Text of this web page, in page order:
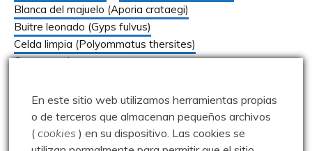
Blanca del majuelo (Aporia crataegi)
Buitre leonado (Gyps fulvus)
Celda limpia (Polyommatus thersites)
Centaurea lagascana
Doncella punteada (Melitaea cinxia)
Epirrhoe alternata
Esfinge colibrí (Macroglossum stellatarum)
Geoparque Las Loras
Himantoglossum hircinum
Jordanita sp.
Libelloides hispanicus
En este sitio web utilizamos herramientas propias
o de terceros que almacenan pequeños archivos
(cookies ) en su dispositivo. Las cookies se